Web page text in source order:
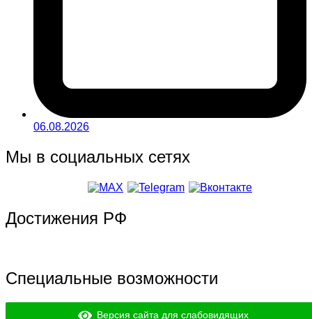
06.08.2026
Мы в социальных сетях
Достижения РФ
Специальные возможности
Версия сайта для слабовидящих